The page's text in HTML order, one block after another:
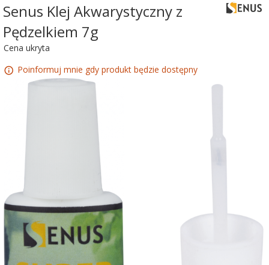
Senus Klej Akwarystyczny z
Pędzelkiem 7g
Cena ukryta
Poinformuj mnie gdy produkt będzie dostępny